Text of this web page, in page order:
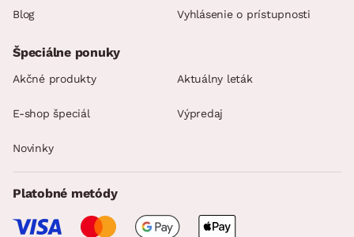
Blog Vyhlásenie o prístupnosti
Špeciálne ponuky
Akčné produkty Aktuálny leták
E-shop špeciál Výpredaj
Novinky
Platobné metódy